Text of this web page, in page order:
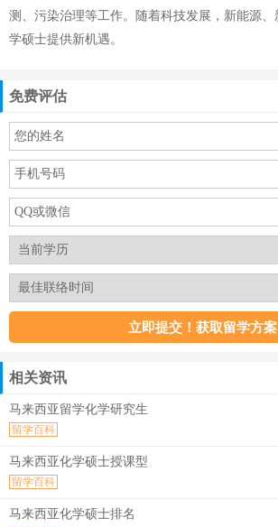
测、污染治理等工作。随着科技发展，新能源
学硕士提供新机遇。
免费评估
相关资讯
马来西亚留学化学研究生
留学百科
马来西亚化学硕士授课型
留学百科
马来西亚化学硕士排名